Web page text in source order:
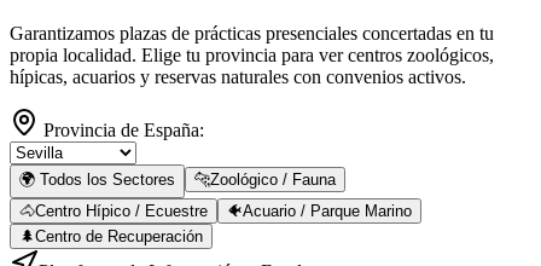
Garantizamos plazas de prácticas presenciales concertadas en tu
propia localidad. Elige tu provincia para ver centros zoológicos,
hípicas, acuarios y reservas naturales con convenios activos.
Provincia de España:
🌍 Todos los Sectores 🐆Zoológico / Fauna
🐴Centro Hípico / Ecuestre 🐠Acuario / Parque Marino
🌲Centro de Recuperación